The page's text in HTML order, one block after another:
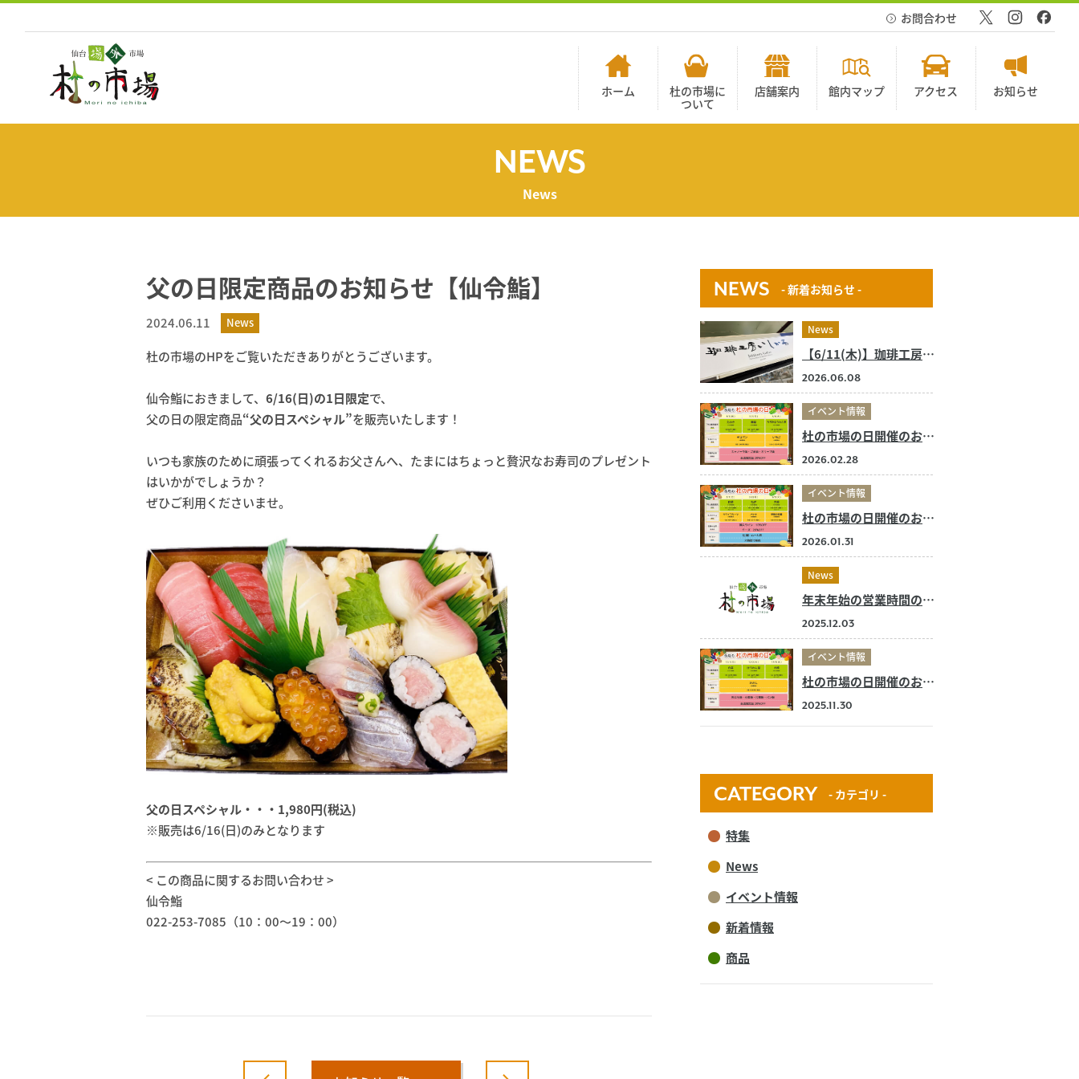
ス
ホーム
杜の市場に
ついて
店舗案内 館内マップ アクセス お知らせ
お問合わせ
NEWS
News
父の日限定商品のお知らせ【仙令鮨】
2024.06.11 News
杜の市場のHPをご覧いただきありがとうございます。
仙令鮨におきまして、 6/16(日)の1日限定で、
父の日の限定商品“父の日スペシャル”を販売いたします！
いつも家族のために頑張ってくれるお父さんへ、たまにはちょっと贅沢なお寿司のプレゼント
はいかがでしょうか？
ぜひご利用くださいませ。
父の日スペシャル・・・1,980円(税込)
※販売は6/16(日)のみとなります
< この商品に関するお問い合わせ >
仙令鮨
022-253-7085（10：00～19：00）
NEWS - 新着お知らせ -
News
【6/11(木)】珈琲工房いしかわ 新規オープンのお知らせ
2026.06.08
イベント情報
杜の市場の日開催のお知らせ
2026.02.28
イベント情報
杜の市場の日開催のお知らせ
2026.01.31
News
年末年始の営業時間のご案内【2025~2026】
2025.12.03
イベント情報
杜の市場の日開催のお知らせ
2025.11.30
CATEGORY - カテゴリ -
特集
News
イベント情報
新着情報
商品